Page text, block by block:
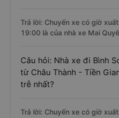
Trả lời: Chuyến xe có giờ
19:00 là của nhà xe Mai
Câu hỏi: Nhà xe đi Bình
từ Châu Thành - Tiền
trễ nhất?
Trả lời: Chuyến xe có giờ